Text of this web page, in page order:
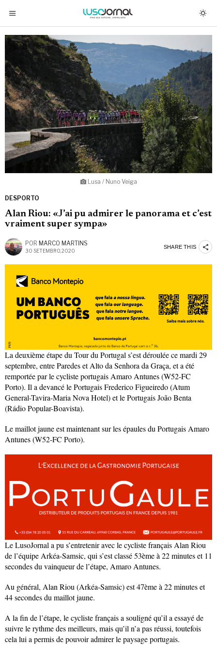
Lusa / Nuno Veiga
DESPORTO
Alan Riou: «J’ai pu admirer le panorama et c’est
vraiment super sympa»
POR MARCO MARTINS
30 SETEMBRO, 2020
SHARE THIS
La deuxième étape du Tour du Portugal s’est déroulée ce mardi 29
septembre, entre Paredes et Alto da Senhora da Graça, et a été
remportée par le cycliste portugais Amaro Antunes (W52-FC
Porto). Il a devancé le Portugais Frederico Figueiredo (Atum
General-Tavira-Maria Nova Hotel) et le Portugais João Benta
(Rádio Popular-Boavista).
Le maillot jaune est maintenant sur les épaules du Portugais Amaro
Antunes (W52-FC Porto).
Le LusoJornal a pu s’entretenir avec le cycliste français Alan Riou
de l’équipe Arkéa-Samsic, qui s’est classé 53ème à 22 minutes et 11
secondes du vainqueur de l’étape, Amaro Antunes.
Au général, Alan Riou (Arkéa-Samsic) est 47ème à 22 minutes et
44 secondes du maillot jaune.
A la fin de l’étape, le cycliste français a souligné qu’il a essayé de
suivre le rythme des meilleurs, mais qu’il n’a pas réussi, toutefois
cela lui a permis de pouvoir admirer le paysage portugais.